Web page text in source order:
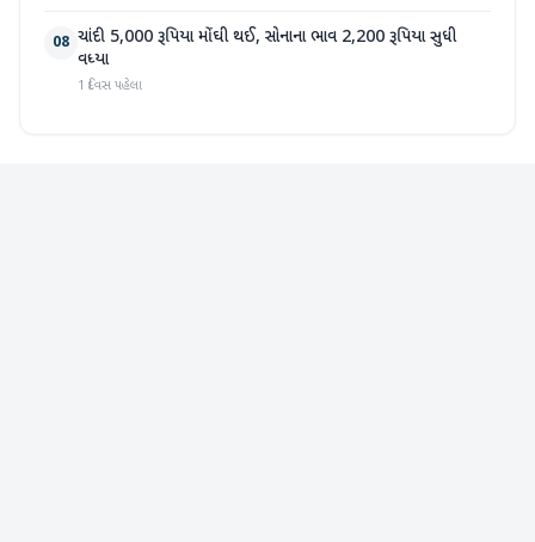
08 ચાંદી 5,000 રૂપિયા મોંઘી થઈ, સોનાના ભાવ 2,200 રૂપિયા સુધી
વધ્યા
1 દિવસ પહેલા